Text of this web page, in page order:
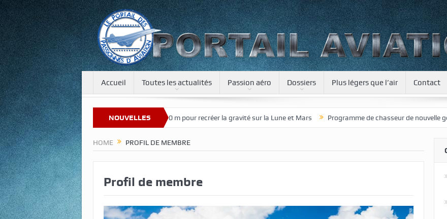
Accueil Toutes les actualités Passion aéro Dossiers Plus légers que l’air Contact
NOUVELLES
nouveau site Une tour de 400 m pour recréer la gravité sur la Lune et Mars Programme de chasseur de nouvelle génération pour le
HOME PROFIL DE MEMBRE
Profil de membre